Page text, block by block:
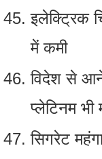
इलेक्ट्रिक
में कमी
विदेश से आने
प्‍लेटिनम भी
सिगरेट